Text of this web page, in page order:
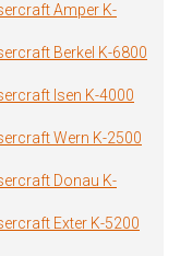
Amper K-
Berkel K-6800
Isen K-4000
Wern K-2500
Donau K-
Exter K-5200